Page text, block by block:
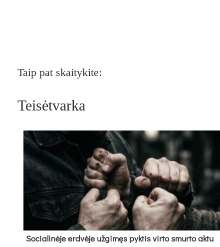
Taip pat skaitykite:
Teisėtvarka
So­cia­li­nė­je erd­vė­je už­gi­męs pyk­tis vir­to smur­to ak­tu